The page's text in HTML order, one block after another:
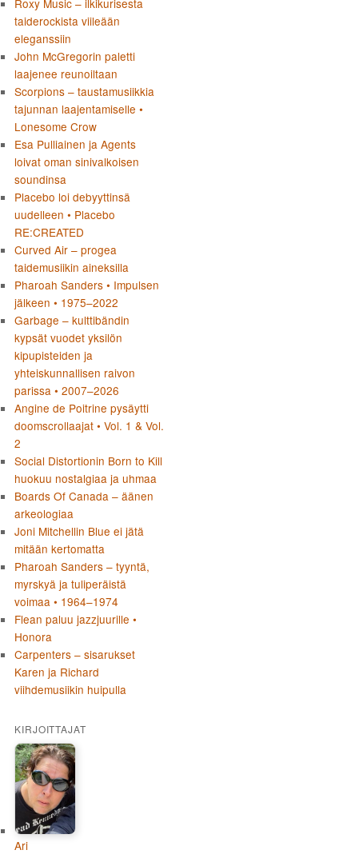
Roxy Music – ilkikurisesta
taiderockista viileään
eleganssiin
John McGregorin paletti
laajenee reunoiltaan
Scorpions – taustamusiikkia
tajunnan laajentamiselle •
Lonesome Crow
Esa Pulliainen ja Agents
loivat oman sinivalkoisen
soundinsa
Placebo loi debyyttinsä
uudelleen • Placebo
RE:CREATED
Curved Air – progea
taidemusiikin aineksilla
Pharoah Sanders • Impulsen
jälkeen • 1975–2022
Garbage – kulttibändin
kypsät vuodet yksilön
kipupisteiden ja
yhteiskunnallisen raivon
parissa • 2007–2026
Angine de Poitrine pysäytti
doomscrollaajat • Vol. 1 & Vol.
2
Social Distortionin Born to Kill
huokuu nostalgiaa ja uhmaa
Boards Of Canada – äänen
arkeologiaa
Joni Mitchellin Blue ei jätä
mitään kertomatta
Pharoah Sanders – tyyntä,
myrskyä ja tuliperäistä
voimaa • 1964–1974
Flean paluu jazzjuurille •
Honora
Carpenters – sisarukset
Karen ja Richard
viihdemusiikin huipulla
KIRJOITTAJAT
Ari